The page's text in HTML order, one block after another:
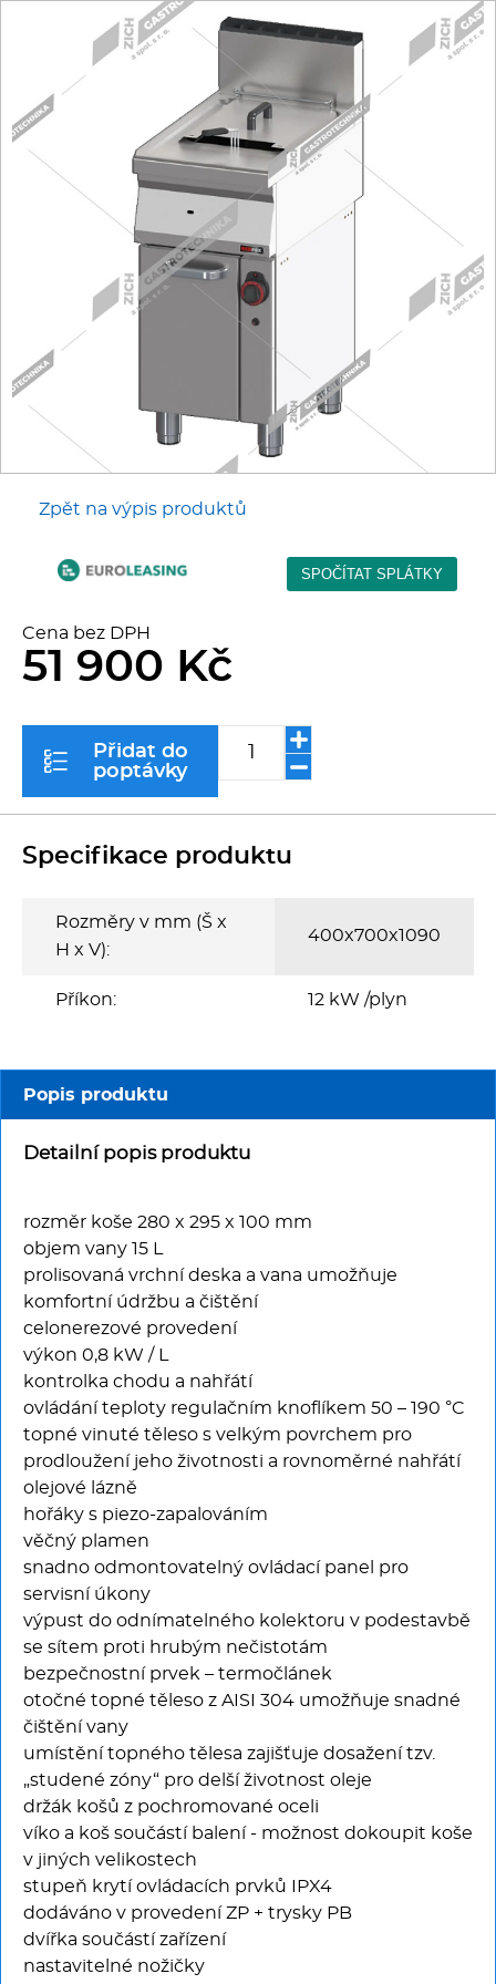
Fritézy
Gastronádoby
PIZZA technologie
Grilovací desky - Grily
Roboty
Kávovary
Řeznické stroje
Konvektomaty/Pece
Kotle
Stolní zařízení
Transport, výdej a regen.
Multifunkce - speciály
Nerez
Ostatní
BAZAR
Zpět na výpis produktů
Cena bez DPH
51 900 Kč
Přidat do
poptávky
Specifikace produktu
Rozměry v mm (Š x
H x V):
400x700x1090
Příkon: 12 kW /plyn
Popis produktu
Detailní popis produktu
rozměr koše 280 x 295 x 100 mm
objem vany 15 L
prolisovaná vrchní deska a vana umožňuje
komfortní údržbu a čištění
celonerezové provedení
výkon 0,8 kW / L
kontrolka chodu a nahřátí
ovládání teploty regulačním knoflíkem 50 – 190 °C
topné vinuté těleso s velkým povrchem pro
prodloužení jeho životnosti a rovnoměrné nahřátí
olejové lázně
hořáky s piezo-zapalováním
věčný plamen
snadno odmontovatelný ovládací panel pro
servisní úkony
výpust do odnímatelného kolektoru v podestavbě
se sítem proti hrubým nečistotám
bezpečnostní prvek – termočlánek
otočné topné těleso z AISI 304 umožňuje snadné
čištění vany
umístění topného tělesa zajišťuje dosažení tzv.
„studené zóny“ pro delší životnost oleje
držák košů z pochromované oceli
víko a koš součástí balení - možnost dokoupit koše
v jiných velikostech
stupeň krytí ovládacích prvků IPX4
dodáváno v provedení ZP + trysky PB
dvířka součástí zařízení
nastavitelné nožičky